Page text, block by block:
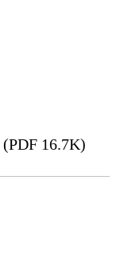
(PDF 16.7K)